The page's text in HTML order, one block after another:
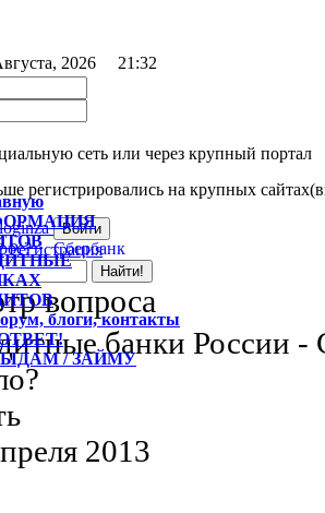
2026 21:32
сеть или через крупный портал
регистрировались на крупных
Регистрация
блоги, контакты
ОТВЕТ!
/ ЗАЙМУ
Сбербанк
вопроса
банки России -
2013